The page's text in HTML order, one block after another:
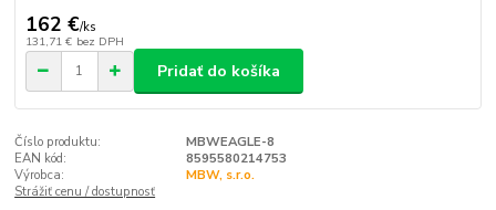
162 €/ks
131,71 € bez DPH
Pridať do košíka
Číslo produktu:
MBWEAGLE-8
EAN kód:
8595580214753
Výrobca:
MBW, s.r.o.
Strážiť cenu / dostupnosť